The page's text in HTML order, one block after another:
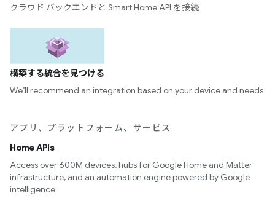
クラウド バックエンドと Smart Home API を接続
構築する統合を見つける
We’ll recommend an integration based on your device and needs
アプリ、プラットフォーム、サービス
Home APIs
Access over 600M devices, hubs for Google Home and Matter
infrastructure, and an automation engine powered by Google
intelligence